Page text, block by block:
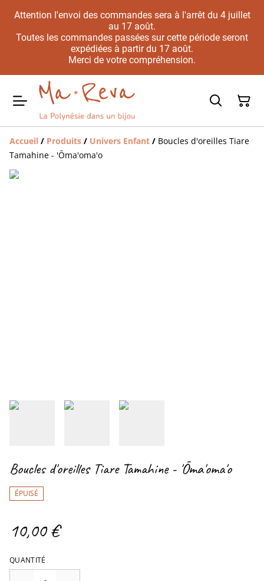
Attention l'envoi des commandes sera à l'arrêt du 4 juillet
au 17 août.
Toutes les commandes passées sur cette période seront
expédiées à partir du 17 août.
Merci de votre compréhension.
Accueil / Produits / Univers Enfant / Boucles d'oreilles Tiare
Tamahine - 'Ōma'oma'o
Boucles d'oreilles Tiare Tamahine - 'Ōma'oma'o
ÉPUISÉ
10,00 €
QUANTITÉ